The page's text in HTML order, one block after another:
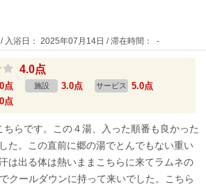
入浴日： 2025年07月14日 / 滞在時間： -
4.0点
点 施設 3.0点 サービス 5.0点
点
らです。この４湯、入った順番も良かった
た。この直前に郷の湯でとんでもない重い
は出る体は熱いままこちらに来てラムネの
クールダウンに持って来いでした。こちら